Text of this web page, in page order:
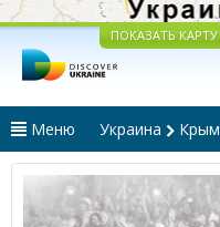
ПОКАЗАТЬ КАРТУ
Меню Украина Крым